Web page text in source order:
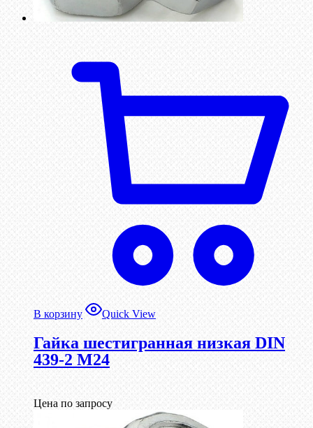
В корзину Quick View
Гайка шестигранная низкая DIN
439-2 М24
Цена по запросу